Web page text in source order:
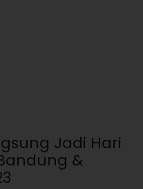
Jadi Hari
&